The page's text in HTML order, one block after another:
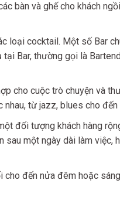
bàn và ghế cho khách
loại cocktail. Một số Bar
Bar, thường gọi là
cho cuộc trò chuyện và
nhau, từ jazz, blues cho
đối tượng khách hàng
sau một ngày dài làm
cho đến nửa đêm hoặc